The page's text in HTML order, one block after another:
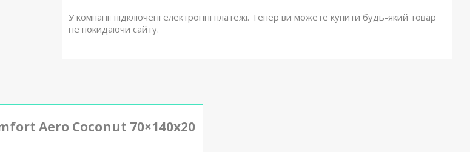
У компанії підключені електронні платежі. Тепер ви можете купити будь-який товар
не покидаючи сайту.
Aero Coconut 70×140х20